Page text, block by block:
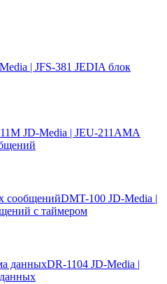
| JFS-381 JEDIA блок
JD-Media | JEU-211AMA
DMT-100 JD-Media |
с таймером
DR-1104 JD-Media |